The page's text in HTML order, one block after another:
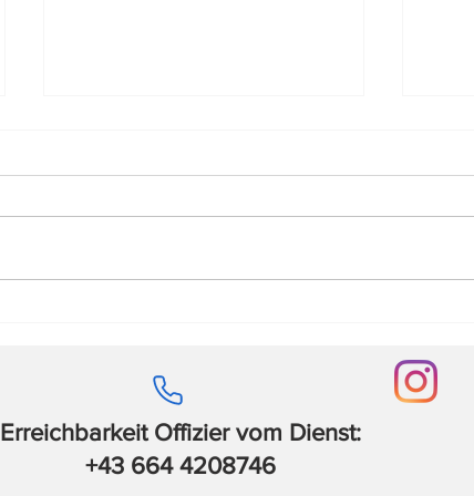
Erreichbarkeit Offizier vom Dienst:
+43 664 4208746